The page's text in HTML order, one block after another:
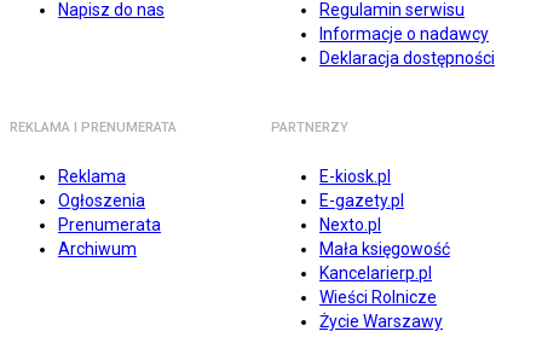
Napisz do nas
Regulamin serwisu
Informacje o nadawcy
Deklaracja dostępności
REKLAMA I PRENUMERATA
Reklama
Ogłoszenia
Prenumerata
Archiwum
PARTNERZY
E-kiosk.pl
E-gazety.pl
Nexto.pl
Mała księgowość
Kancelarierp.pl
Wieści Rolnicze
Życie Warszawy